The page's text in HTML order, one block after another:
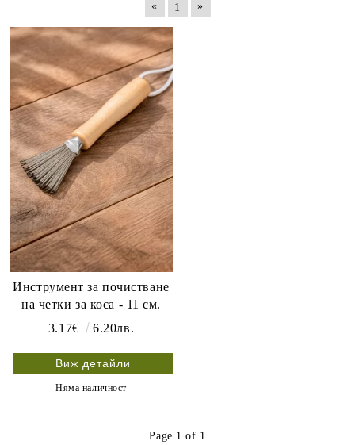
« 1 »
Инструмент за почистване
на четки за коса - 11 см.
3.17€
6.20лв.
Виж детайли
Няма наличност
Page 1 of 1